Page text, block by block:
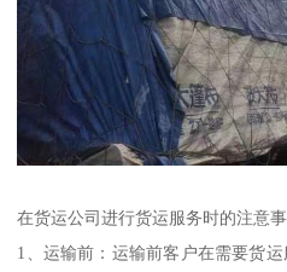
在货运公司进行货运服务时的注意
1、运输前：运输前客户在需要货